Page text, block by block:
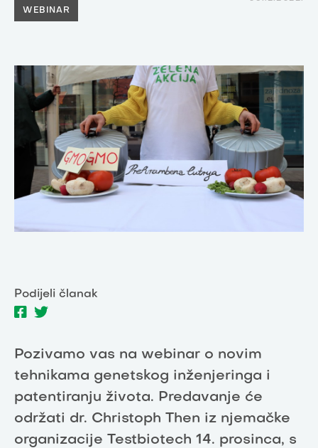
WEBINAR
Podijeli članak
Pozivamo vas na webinar o novim
tehnikama genetskog inženjeringa i
patentiranju života. Predavanje će
održati dr. Christoph Then iz njemačke
organizacije Testbiotech 14. prosinca, s